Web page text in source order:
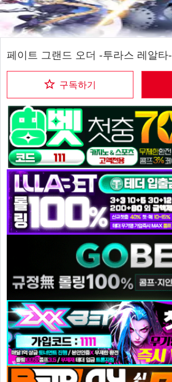
페이트 그랜드 오더 -투라스 레알타-
구독하기